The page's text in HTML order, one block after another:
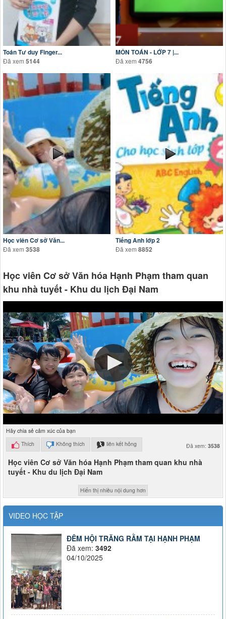
Toán Tư duy Finger...
Đã xem 5144
MÔN TOÁN - LỚP 7 |...
Đã xem 4756
Học viên Cơ sở Văn...
Đã xem 3538
Tiếng Anh lớp 2
Đã xem 8852
Học viên Cơ sở Văn hóa Hạnh Phạm tham quan
khu nhà tuyết - Khu du lịch Đại Nam
Hãy chia sẻ cảm xúc của bạn
Thích
Không thích liên kết hỏng Đã xem: 3538
Học viên Cơ sở Văn hóa Hạnh Phạm tham quan khu nhà
tuyết - Khu du lịch Đại Nam
Hiển thị nhiều nội dung hơn
VIDEO HỌC TẬP
ĐÊM HỘI TRĂNG RẰM TẠI HẠNH PHẠM
Đã xem: 3492
04/10/2025